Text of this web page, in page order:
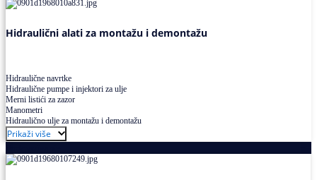
Hidraulični alati za montažu i demontažu
Hidraulične navrtke
Hidraulične pumpe i injektori za ulje
Merni listići za zazor
Manometri
Hidraulično ulje za montažu i demontažu
Prikaži više